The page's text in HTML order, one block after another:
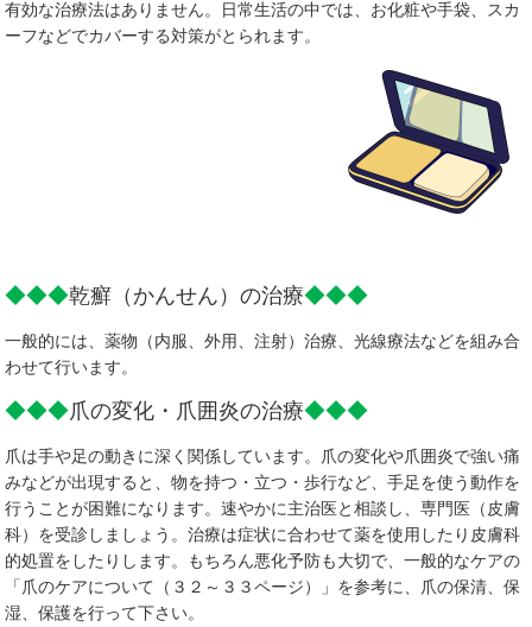
有効な治療法はありません。日常生活の中では、お化粧や手袋、スカ
ーフなどでカバーする対策がとられます。
◆◆◆乾癬（かんせん）の治療◆◆◆
一般的には、薬物（内服、外用、注射）治療、光線療法などを組み合
わせて行います。
◆◆◆爪の変化・爪囲炎の治療◆◆◆
爪は手や足の動きに深く関係しています。爪の変化や爪囲炎で強い痛
みなどが出現すると、物を持つ・立つ・歩行など、手足を使う動作を
行うことが困難になります。速やかに主治医と相談し、専門医（皮膚
科）を受診しましょう。治療は症状に合わせて薬を使用したり皮膚科
的処置をしたりします。もちろん悪化予防も大切で、一般的なケアの
「爪のケアについて（３２～３３ページ）」を参考に、爪の保清、保
湿、保護を行って下さい。